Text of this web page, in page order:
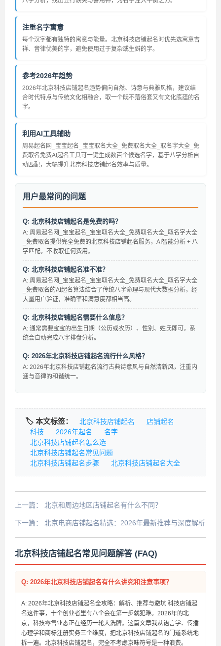
注重名字寓意
每个汉字都有独特的寓意与能量。北京科技店铺起名时优先选寓意吉
祥、音律优美的字，避免使用过于复杂或生僻的字。
参考2026年趋势
2026年北京科技店铺起名趋势偏向自然、诗意与典雅风格，建议结
合时代特点与传统文化相融合，取一个既不落俗套又有文化底蕴的名
字。
利用AI工具辅助
周易起名网_宝宝起名_宝宝取名大全_免费取名大全_取名字大全_免
费取名免费AI起名工具可一键生成数百个候选名字，基于八字分析自
动匹配，大幅提升北京科技店铺起名效率与质量。
用户最常问的问题
Q: 北京科技店铺起名是免费的吗？
A: 周易起名网_宝宝起名_宝宝取名大全_免费取名大全_取名字大全
_免费取名提供完全免费的北京科技店铺起名服务，AI智能分析 + 八
字匹配，不收取任何费用。
Q: 北京科技店铺起名准不准？
A: 周易起名网_宝宝起名_宝宝取名大全_免费取名大全_取名字大全
_免费取名的AI起名算法结合了传统八字命理与现代大数据分析，经
大量用户验证，准确率和满意度都相当高。
Q: 北京科技店铺起名需要什么信息？
A: 通常需要宝宝的出生日期（公历或农历）、性别、姓氏即可，系
统会自动完成八字排盘分析。
Q: 2026年北京科技店铺起名流行什么风格？
A: 2026年北京科技店铺起名流行古典诗意风与自然清新风，注重内
涵与音律的和谐统一。
🏷️ 本文标签： 北京科技店铺起名
店铺起名
科技
2026年起名
名字
北京科技店铺起名怎么选
北京科技店铺起名常见问题
北京科技店铺起名步骤
北京科技店铺起名大全
上一篇： 北京和周边地区店铺起名有什么不同？
下一篇： 北京电商店铺起名精选：2026年最新推荐与深度解析
北京科技店铺起名常见问题解答 (FAQ)
Q: 2026年北京科技店铺起名有什么讲究和注意事项？
A: 2026年北京科技店铺起名全攻略：解析、推荐与避坑 科技店铺起
名这件事，十个创业者里有八个会在第一步就犯难。2026年的北
京，科技零售业态正在经历一轮大洗牌。这篇文章我从语言学、传播
心理学和商标注册实务三个维度，把北京科技店铺起名的门道系统地
拆一遍。北京科技店铺起名，完全不考虑京味符号是一种浪费。